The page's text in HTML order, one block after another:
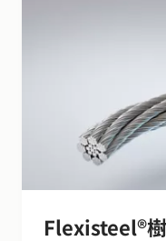
Flexisteel®